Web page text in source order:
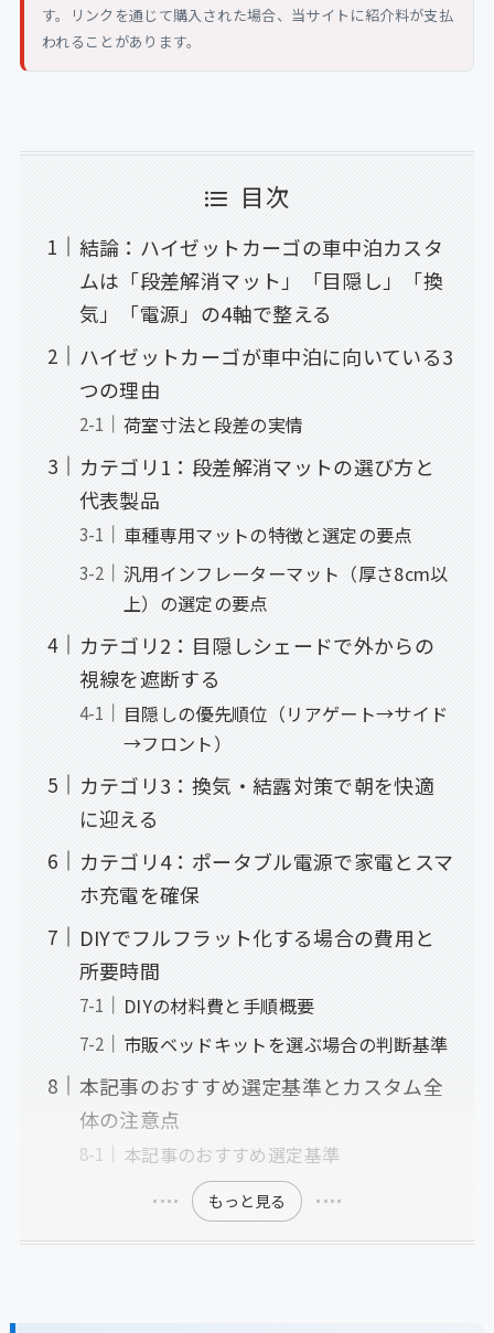
す。リンクを通じて購入された場合、当サイトに紹介料が支払
われることがあります。
目次
結論：ハイゼットカーゴの車中泊カスタ
ムは「段差解消マット」「目隠し」「換
気」「電源」の4軸で整える
ハイゼットカーゴが車中泊に向いている3
つの理由
荷室寸法と段差の実情
カテゴリ1：段差解消マットの選び方と
代表製品
車種専用マットの特徴と選定の要点
汎用インフレーターマット（厚さ8cm以
上）の選定の要点
カテゴリ2：目隠しシェードで外からの
視線を遮断する
目隠しの優先順位（リアゲート→サイド
→フロント）
カテゴリ3：換気・結露対策で朝を快適
に迎える
カテゴリ4：ポータブル電源で家電とスマ
ホ充電を確保
DIYでフルフラット化する場合の費用と
所要時間
DIYの材料費と手順概要
市販ベッドキットを選ぶ場合の判断基準
本記事のおすすめ選定基準とカスタム全
体の注意点
本記事のおすすめ選定基準
もっと見る